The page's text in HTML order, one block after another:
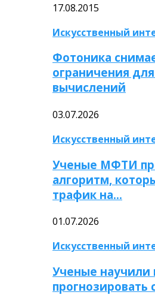
17.08.2015
Искусственный
Фотоника
ограничения
вычислений
03.07.2026
Искусственный
Ученые МФТИ
алгоритм,
трафик на…
01.07.2026
Искусственный
Ученые научили
прогнозировать